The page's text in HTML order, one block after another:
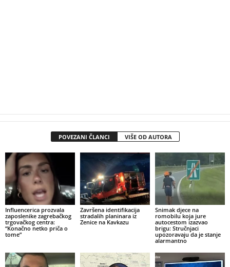
POVEZANI ČLANCI VIŠE OD AUTORA
Influencerica prozvala
zaposlenike zagrebačkog
trgovačkog centra:
“Konačno netko priča o
tome”
Završena identifikacija
stradalih planinara iz
Zenice na Kavkazu
Snimak djece na
romobilu koja jure
autocestom izazvao
brigu: Stručnjaci
upozoravaju da je stanje
alarmantno